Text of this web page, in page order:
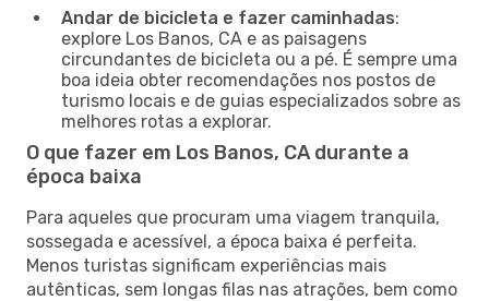
Andar de bicicleta e fazer caminhadas:
explore Los Banos, CA e as paisagens
circundantes de bicicleta ou a pé. É sempre uma
boa ideia obter recomendações nos postos de
turismo locais e de guias especializados sobre as
melhores rotas a explorar.
O que fazer em Los Banos, CA durante a
época baixa
Para aqueles que procuram uma viagem tranquila,
sossegada e acessível, a época baixa é perfeita.
Menos turistas significam experiências mais
autênticas, sem longas filas nas atrações, bem como